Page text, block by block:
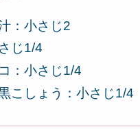
：小さじ2
じ1/4
：小さじ1/4
こしょう：小さじ1/4